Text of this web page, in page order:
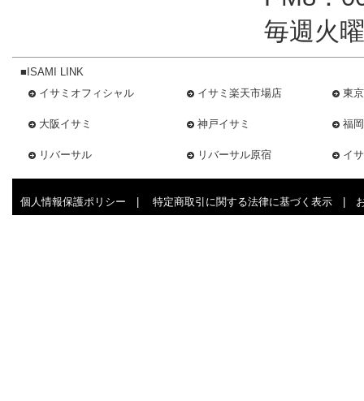
毎週火
■ISAMI LINK
イサミオフィシャル
イサミ楽天市場店 東
大阪イサミ 神戸イサミ 福
リバーサル リバーサル原宿 イ
個人情報保護ポリシー 特定商取引に関する法律に基づく表示